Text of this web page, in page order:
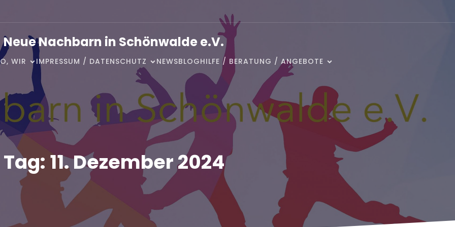
Neue Nachbarn in Schönwalde e.V.
WIR IMPRESSUM / DATENSCHUTZ NEWSBLOGHILFE / BERATUNG / ANGEBOTE
Tag: 11. Dezember 2024